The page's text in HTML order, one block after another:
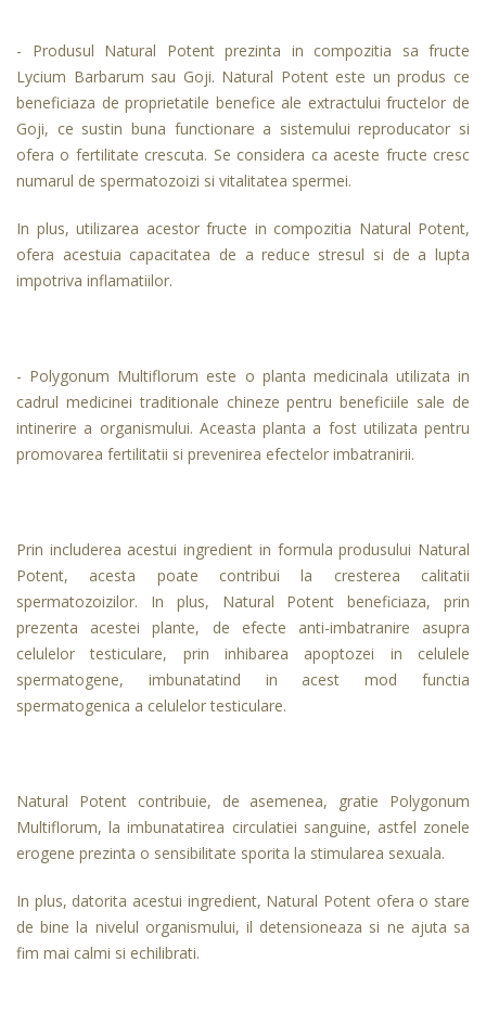
- Produsul Natural Potent prezinta in compozitia sa fructe
Lycium Barbarum sau Goji. Natural Potent este un produs ce
beneficiaza de proprietatile benefice ale extractului fructelor de
Goji, ce sustin buna functionare a sistemului reproducator si
ofera o fertilitate crescuta. Se considera ca aceste fructe cresc
numarul de spermatozoizi si vitalitatea spermei.
In plus, utilizarea acestor fructe in compozitia Natural Potent,
ofera acestuia capacitatea de a reduce stresul si de a lupta
impotriva inflamatiilor.
- Polygonum Multiflorum este o planta medicinala utilizata in
cadrul medicinei traditionale chineze pentru beneficiile sale de
intinerire a organismului. Aceasta planta a fost utilizata pentru
promovarea fertilitatii si prevenirea efectelor imbatranirii.
Prin includerea acestui ingredient in formula produsului Natural
Potent, acesta poate contribui la cresterea calitatii
spermatozoizilor. In plus, Natural Potent beneficiaza, prin
prezenta acestei plante, de efecte anti-imbatranire asupra
celulelor testiculare, prin inhibarea apoptozei in celulele
spermatogene, imbunatatind in acest mod functia
spermatogenica a celulelor testiculare.
Natural Potent contribuie, de asemenea, gratie Polygonum
Multiflorum, la imbunatatirea circulatiei sanguine, astfel zonele
erogene prezinta o sensibilitate sporita la stimularea sexuala.
In plus, datorita acestui ingredient, Natural Potent ofera o stare
de bine la nivelul organismului, il detensioneaza si ne ajuta sa
fim mai calmi si echilibrati.